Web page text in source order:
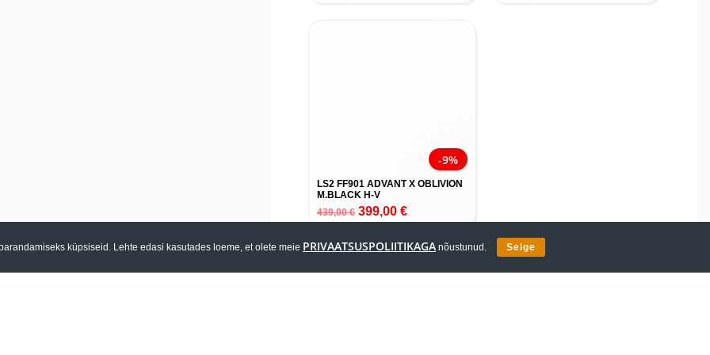
-9%
LS2 FF901 ADVANT X OBLIVION
M.BLACK H-V
439,00€ 399,00€
küpsiseid. Lehte edasi kasutades loeme, et olete meie PRIVAATSUSPOLIITIKAGA nõustunud. Selge